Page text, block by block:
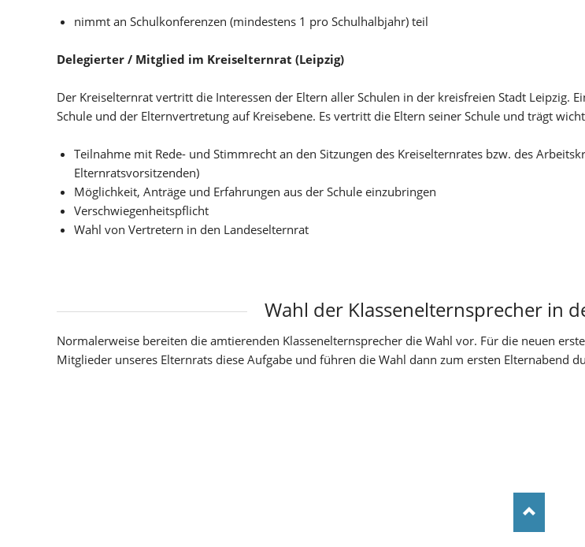
nimmt an Schulkonferenzen (mindestens 1 pro Schulhalbjahr) teil
Delegierter / Mitglied im Kreiselternrat (Leipzig)
Der Kreiselternrat vertritt die Interessen der Eltern aller Schulen in der kreisfreien Stadt Leipzig.
Schule und der Elternvertretung auf Kreisebene. Es vertritt die Eltern seiner Schule und trägt
Teilnahme mit Rede- und Stimmrecht an den Sitzungen des Kreiselternrates bzw. des
Elternratsvorsitzenden)
Möglichkeit, Anträge und Erfahrungen aus der Schule einzubringen
Verschwiegenheitspflicht
Wahl von Vertretern in den Landeselternrat
Wahl der Klassenelternsprecher in
Normalerweise bereiten die amtierenden Klassenelternsprecher die Wahl vor. Für die neuen
Mitglieder unseres Elternrats diese Aufgabe und führen die Wahl dann zum ersten Elternabend